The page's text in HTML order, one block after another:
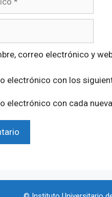
correo electrónico y
electrónico con los
electrónico con cada